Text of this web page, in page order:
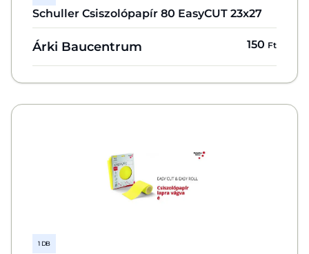
Schuller Csiszolópapír 80 EasyCUT 23x27
Árki Baucentrum 150 Ft
1 DB